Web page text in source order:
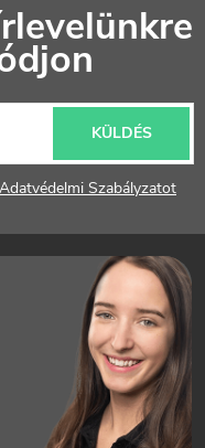
Adatvédelmi Szabályzatot
KÜLDÉS